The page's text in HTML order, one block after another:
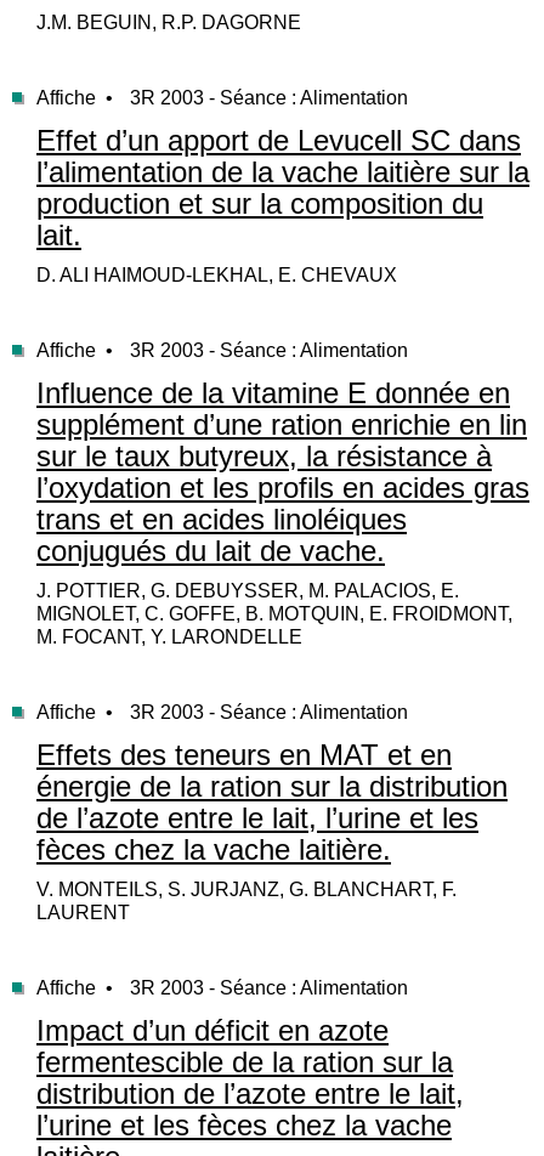
J.M. BEGUIN, R.P. DAGORNE
Affiche • 3R 2003 - Séance : Alimentation
Effet d’un apport de Levucell SC dans
l’alimentation de la vache laitière sur la
production et sur la composition du
lait.
D. ALI HAIMOUD-LEKHAL, E. CHEVAUX
Affiche • 3R 2003 - Séance : Alimentation
Influence de la vitamine E donnée en
supplément d’une ration enrichie en lin
sur le taux butyreux, la résistance à
l’oxydation et les profils en acides gras
trans et en acides linoléiques
conjugués du lait de vache.
J. POTTIER, G. DEBUYSSER, M. PALACIOS, E.
MIGNOLET, C. GOFFE, B. MOTQUIN, E. FROIDMONT,
M. FOCANT, Y. LARONDELLE
Affiche • 3R 2003 - Séance : Alimentation
Effets des teneurs en MAT et en
énergie de la ration sur la distribution
de l’azote entre le lait, l’urine et les
fèces chez la vache laitière.
V. MONTEILS, S. JURJANZ, G. BLANCHART, F.
LAURENT
Affiche • 3R 2003 - Séance : Alimentation
Impact d’un déficit en azote
fermentescible de la ration sur la
distribution de l’azote entre le lait,
l’urine et les fèces chez la vache